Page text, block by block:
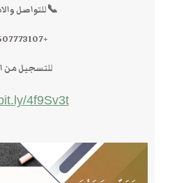
📞للتواصل
+966507773107
للتسجيل من
4f9Sv3t